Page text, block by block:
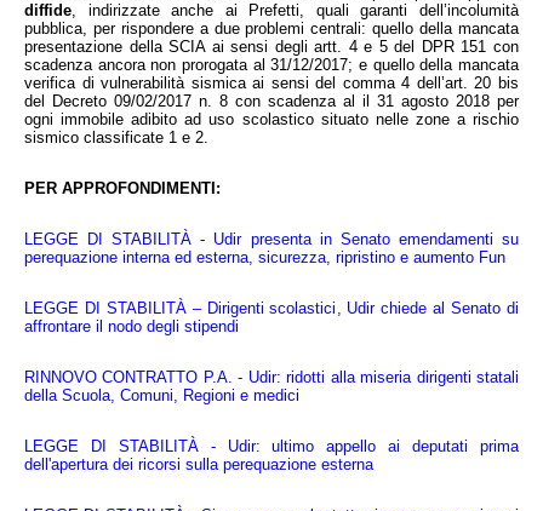
diffide, indirizzate anche ai Prefetti, quali garanti dell’incolumità
pubblica, per rispondere a due problemi centrali: quello della mancata
presentazione della SCIA ai sensi degli artt. 4 e 5 del DPR 151 con
scadenza ancora non prorogata al 31/12/2017; e quello della mancata
verifica di vulnerabilità sismica ai sensi del comma 4 dell’art. 20 bis
del Decreto 09/02/2017 n. 8 con scadenza al il 31 agosto 2018 per
ogni immobile adibito ad uso scolastico situato nelle zone a rischio
sismico classificate 1 e 2.
PER APPROFONDIMENTI:
LEGGE DI STABILITÀ - Udir presenta in Senato emendamenti su
perequazione interna ed esterna, sicurezza, ripristino e aumento Fun
LEGGE DI STABILITÀ – Dirigenti scolastici, Udir chiede al Senato di
affrontare il nodo degli stipendi
RINNOVO CONTRATTO P.A. - Udir: ridotti alla miseria dirigenti statali
della Scuola, Comuni, Regioni e medici
LEGGE DI STABILITÀ - Udir: ultimo appello ai deputati prima
dell'apertura dei ricorsi sulla perequazione esterna